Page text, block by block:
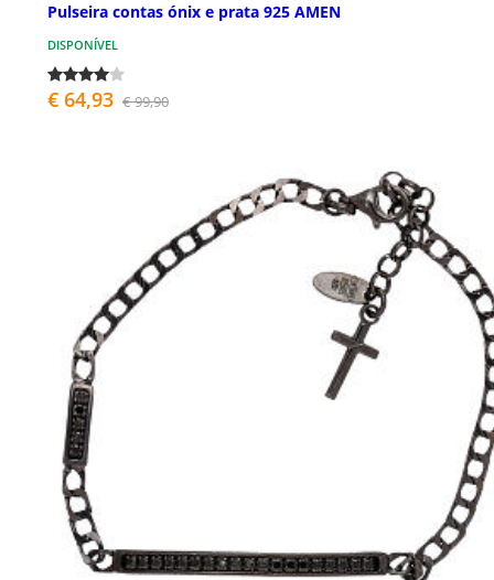
Pulseira contas ónix e prata 925 AMEN
DISPONÍVEL
€ 64,93 € 99,90